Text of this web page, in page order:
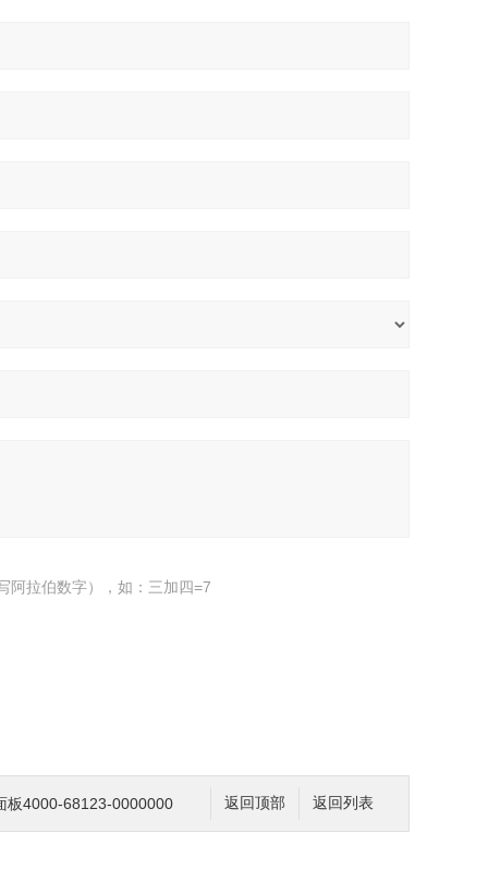
阿拉伯数字），如：三加四=7
返回列表
返回顶部
板4000-68123-0000000